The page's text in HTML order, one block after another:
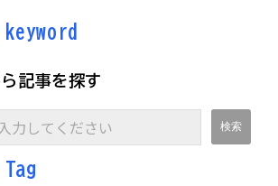
記事を探す
g